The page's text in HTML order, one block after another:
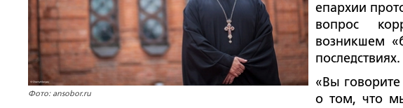
Фото: ansobor.ru
епархии
вопрос
возникшем
последствиях.
«Вы
о том, что